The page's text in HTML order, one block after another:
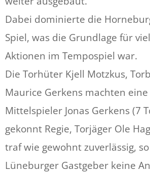
Dabei dominierte die
Spiel, was die Grundlage für
Aktionen im Tempospiel war.
Die Torhüter Kjell Motzkus,
Maurice Gerkens machten
Mittelspieler Jonas Gerkens (7
gekonnt Regie, Torjäger Ole
traf wie gewohnt zuverlässig,
Lüneburger Gastgeber keine